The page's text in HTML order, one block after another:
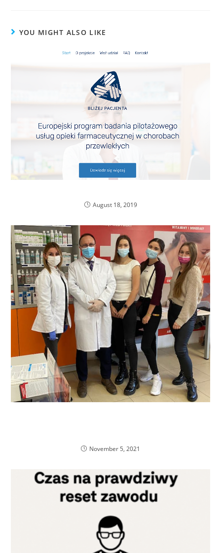
YOU MIGHT ALSO LIKE
August 18, 2019
November 5, 2021